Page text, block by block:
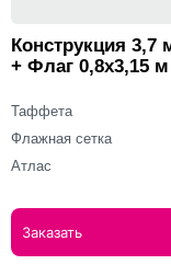
Конструкция 3,7
+ Флаг 0,8х3,15 м
Таффета
Флажная сетка
Атлас
Заказать